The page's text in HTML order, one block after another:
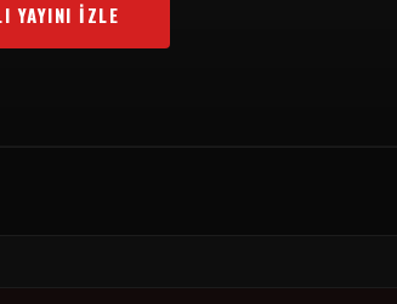
YAYINI İZLE